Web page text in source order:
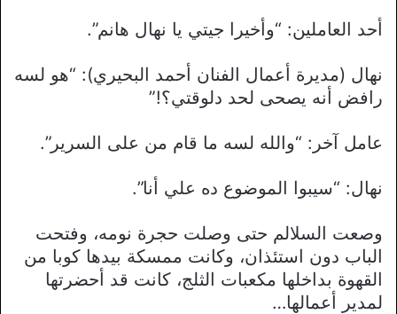
أحد العاملين: “وأخيرا جيتي يا نهال هانم”.
نهال (مديرة أعمال الفنان أحمد البحيري): “هو لسه
رافض أنه يصحى لحد دلوقتي؟!”
عامل آخر: “والله لسه ما قام من على السرير”.
نهال: “سيبوا الموضوع ده علي أنا”.
وصعت السلالم حتى وصلت حجرة نومه، وفتحت
الباب دون استئذان، وكانت ممسكة بيدها كوبا من
القهوة بداخلها مكعبات الثلج، كانت قد أحضرتها
لمدير أعمالها…